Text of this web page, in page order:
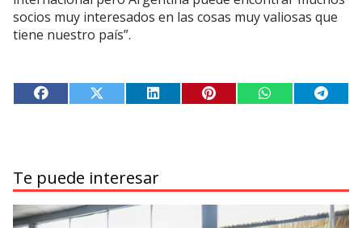
socios muy interesados en las cosas muy valiosas que
tiene nuestro país”.
Te puede interesar